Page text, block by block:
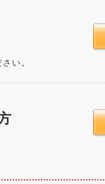
い。